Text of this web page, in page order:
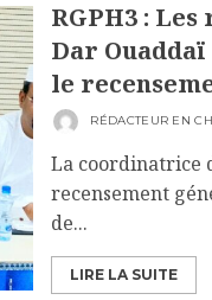
RGPH3 :
Dar
le
RÉDACTEUR EN
La coordinatrice
recensement
de...
LIRE LA SUITE